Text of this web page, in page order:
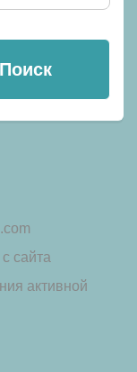
сайта
активной